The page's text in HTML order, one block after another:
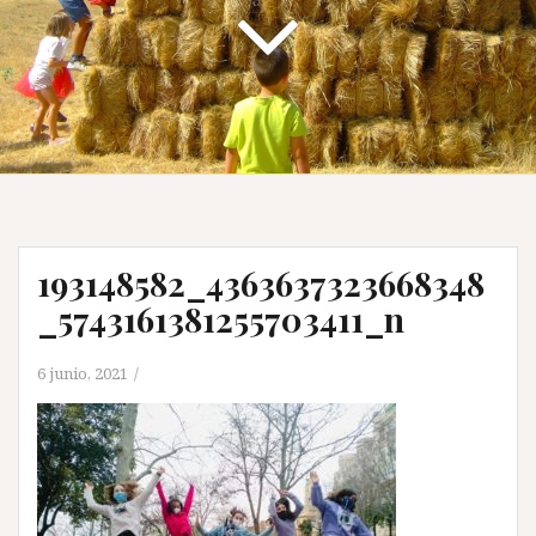
193148582_4363637323668348
_5743161381255703411_n
6 junio, 2021